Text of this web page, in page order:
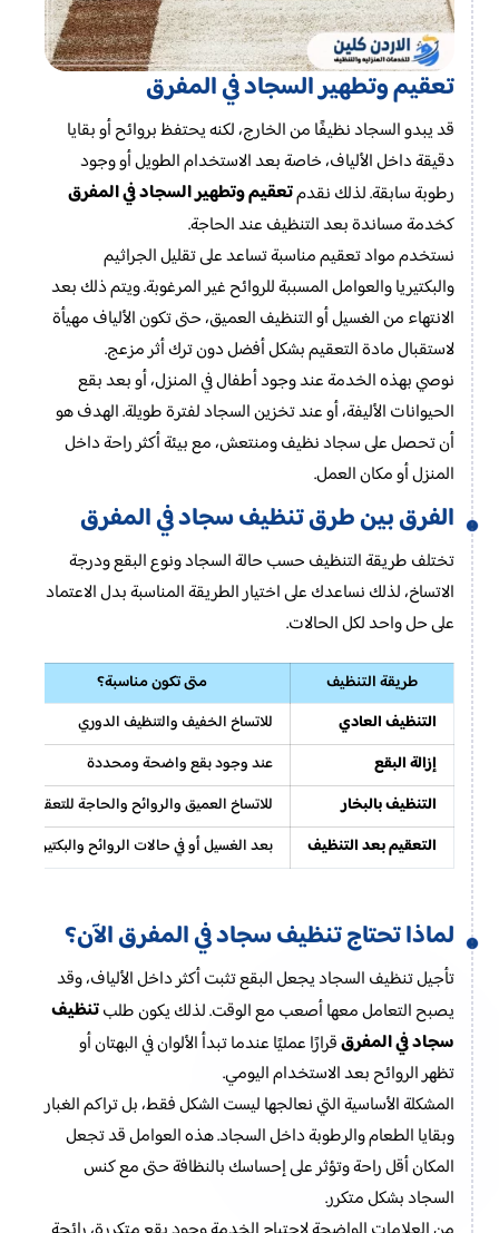
تعقيم وتطهير السجاد في المفرق
قد يبدو السجاد نظيفًا من الخارج، لكنه يحتفظ بروائح أو بقايا
دقيقة داخل الألياف، خاصة بعد الاستخدام الطويل أو وجود
رطوبة سابقة. لذلك نقدمتعقيم وتطهير السجاد في المفرق
كخدمة مساندة بعد التنظيف عند الحاجة.
نستخدم مواد تعقيم مناسبة تساعد على تقليل الجراثيم
والبكتيريا والعوامل المسببة للروائح غير المرغوبة. ويتم ذلك بعد
الانتهاء من الغسيل أو التنظيف العميق، حتى تكون الألياف مهيأة
لاستقبال مادة التعقيم بشكل أفضل دون ترك أثر مزعج.
نوصي بهذه الخدمة عند وجود أطفال في المنزل، أو بعد بقع
الحيوانات الأليفة، أو عند تخزين السجاد لفترة طويلة. الهدف هو
أن تحصل على سجاد نظيف ومنتعش، مع بيئة أكثر راحة داخل
المنزل أو مكان العمل.
الفرق بين طرق تنظيف سجاد في المفرق
تختلف طريقة التنظيف حسب حالة السجاد ونوع البقع ودرجة
الاتساخ، لذلك نساعدك على اختيار الطريقة المناسبة بدل الاعتماد
على حل واحد لكل الحالات.
طريقة التنظيف
متى تكون مناسبة؟
التنظيف العادي
للاتساخ الخفيف والتنظيف الدوري
إزالة البقع
عند وجود بقع واضحة ومحددة
التنظيف بالبخار
للاتساخ العميق والروائح والحاجة للتعقيم
التعقيم بعد التنظيف
بعد الغسيل أو في حالات الروائح والبكتيريا
لماذا تحتاج تنظيف سجاد في المفرق الآن؟
تأجيل تنظيف السجاد يجعل البقع تثبت أكثر داخل الألياف، وقد
يصبح التعامل معها أصعب مع الوقت. لذلك يكون طلبتنظيف
سجاد في المفرققرارًا عمليًا عندما تبدأ الألوان في البهتان أو
تظهر الروائح بعد الاستخدام اليومي.
المشكلة الأساسية التي نعالجها ليست الشكل فقط، بل تراكم الغبار
وبقايا الطعام والرطوبة داخل السجاد. هذه العوامل قد تجعل
المكان أقل راحة وتؤثر على إحساسك بالنظافة حتى مع كنس
السجاد بشكل متكرر.